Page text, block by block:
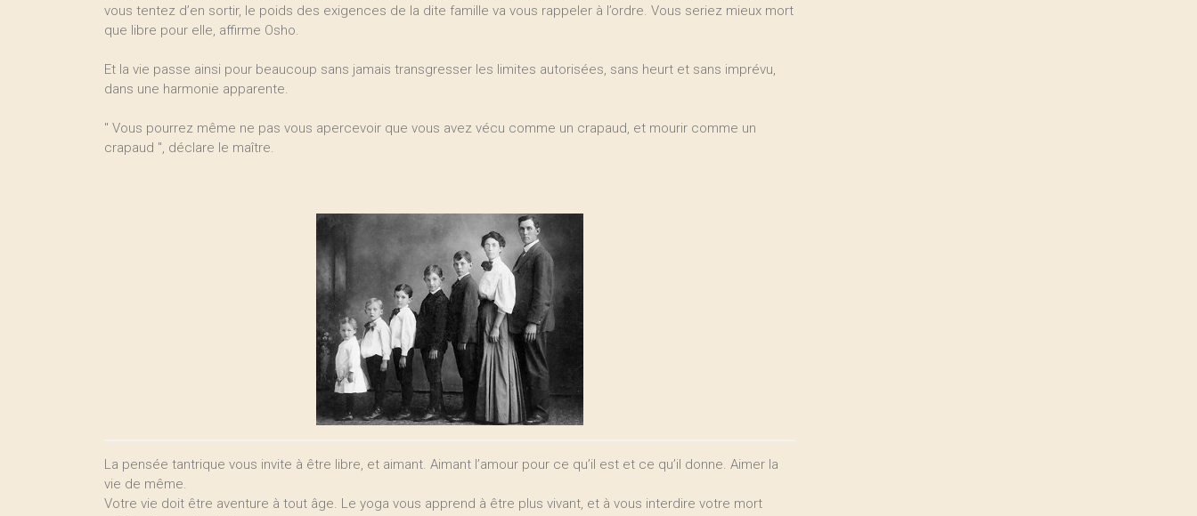
vous tentez d’en sortir, le poids des exigences de la dite famille va vous rappeler à l’ordre. Vous seriez mieux mort
que libre pour elle, affirme Osho.
Et la vie passe ainsi pour beaucoup sans jamais transgresser les limites autorisées, sans heurt et sans imprévu,
dans une harmonie apparente.
" Vous pourrez même ne pas vous apercevoir que vous avez vécu comme un crapaud, et mourir comme un
crapaud ", déclare le maître.
La pensée tantrique vous invite à être libre, et aimant. Aimant l’amour pour ce qu’il est et ce qu’il donne. Aimer la
vie de même.
Votre vie doit être aventure à tout âge. Le yoga vous apprend à être plus vivant, et à vous interdire votre mort